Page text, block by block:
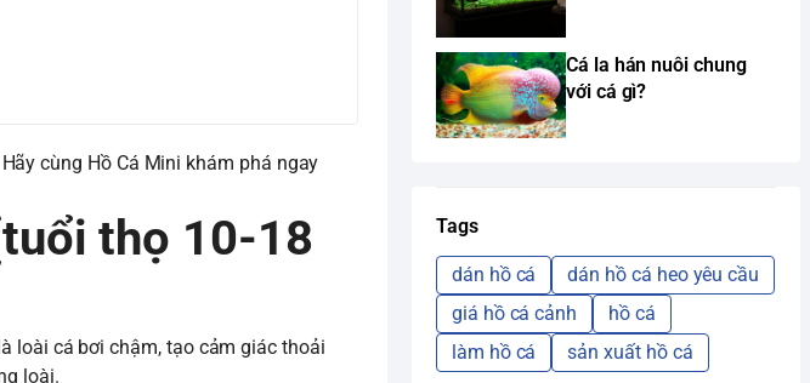
cùng Hồ Cá Mini khám phá ngay
thọ 10-18
loài cá bơi chậm, tạo cảm giác thoải
loài.
Cá la hán nuôi chung
với cá gì?
Tags
dán hồ cá
dán hồ cá heo yêu cầu
giá hồ cá cảnh
hồ cá
làm hồ cá
sản xuất hồ cá